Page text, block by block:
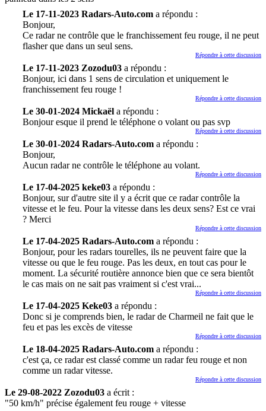
Le 17-11-2023 Radars-Auto.com a répondu :
Bonjour,
Ce radar ne contrôle que le franchissement feu rouge, il ne peut
flasher que dans un seul sens.
Répondre à cette discussion
Le 17-11-2023 Zozodu03 a répondu :
Bonjour, ici dans 1 sens de circulation et uniquement le
franchissement feu rouge !
Répondre à cette discussion
Le 30-01-2024 Mickaël a répondu :
Bonjour esque il prend le téléphone o volant ou pas svp
Répondre à cette discussion
Le 30-01-2024 Radars-Auto.com a répondu :
Bonjour,
Aucun radar ne contrôle le téléphone au volant.
Répondre à cette discussion
Le 17-04-2025 keke03 a répondu :
Bonjour, sur d'autre site il y a écrit que ce radar contrôle la
vitesse et le feu. Pour la vitesse dans les deux sens? Est ce vrai
? Merci
Répondre à cette discussion
Le 17-04-2025 Radars-Auto.com a répondu :
Bonjour, pour les radars tourelles, ils ne peuvent faire que la
vitesse ou que le feu rouge. Pas les deux, en tout cas pour le
moment. La sécurité routière annonce bien que ce sera bientôt
le cas mais on ne sait pas vraiment si c'est vrai...
Répondre à cette discussion
Le 17-04-2025 Keke03 a répondu :
Donc si je comprends bien, le radar de Charmeil ne fait que le
feu et pas les excès de vitesse
Répondre à cette discussion
Le 18-04-2025 Radars-Auto.com a répondu :
c'est ça, ce radar est classé comme un radar feu rouge et non
comme un radar vitesse.
Répondre à cette discussion
Le 29-08-2022 Zozodu03 a écrit :
"50 km/h" précise également feu rouge + vitesse